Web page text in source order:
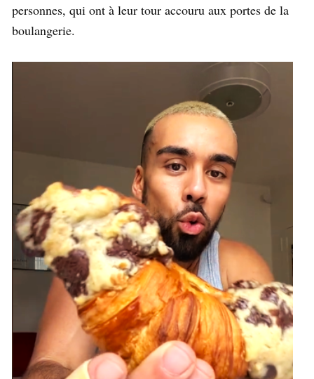
personnes, qui ont à leur tour accouru aux portes de la
boulangerie.